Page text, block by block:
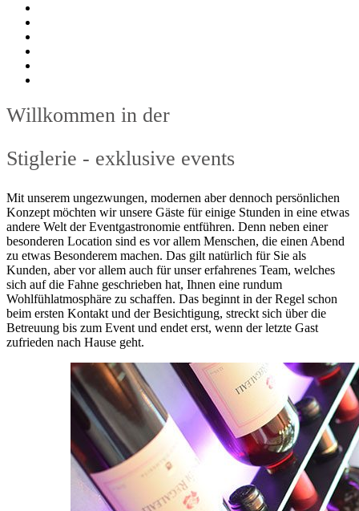
Willkommen in der
Stiglerie - exklusive events
Mit unserem ungezwungen, modernen aber dennoch persönlichen
Konzept möchten wir unsere Gäste für einige Stunden in eine etwas
andere Welt der Eventgastronomie entführen. Denn neben einer
besonderen Location sind es vor allem Menschen, die einen Abend
zu etwas Besonderem machen. Das gilt natürlich für Sie als
Kunden, aber vor allem auch für unser erfahrenes Team, welches
sich auf die Fahne geschrieben hat, Ihnen eine rundum
Wohlfühlatmosphäre zu schaffen. Das beginnt in der Regel schon
beim ersten Kontakt und der Besichtigung, streckt sich über die
Betreuung bis zum Event und endet erst, wenn der letzte Gast
zufrieden nach Hause geht.